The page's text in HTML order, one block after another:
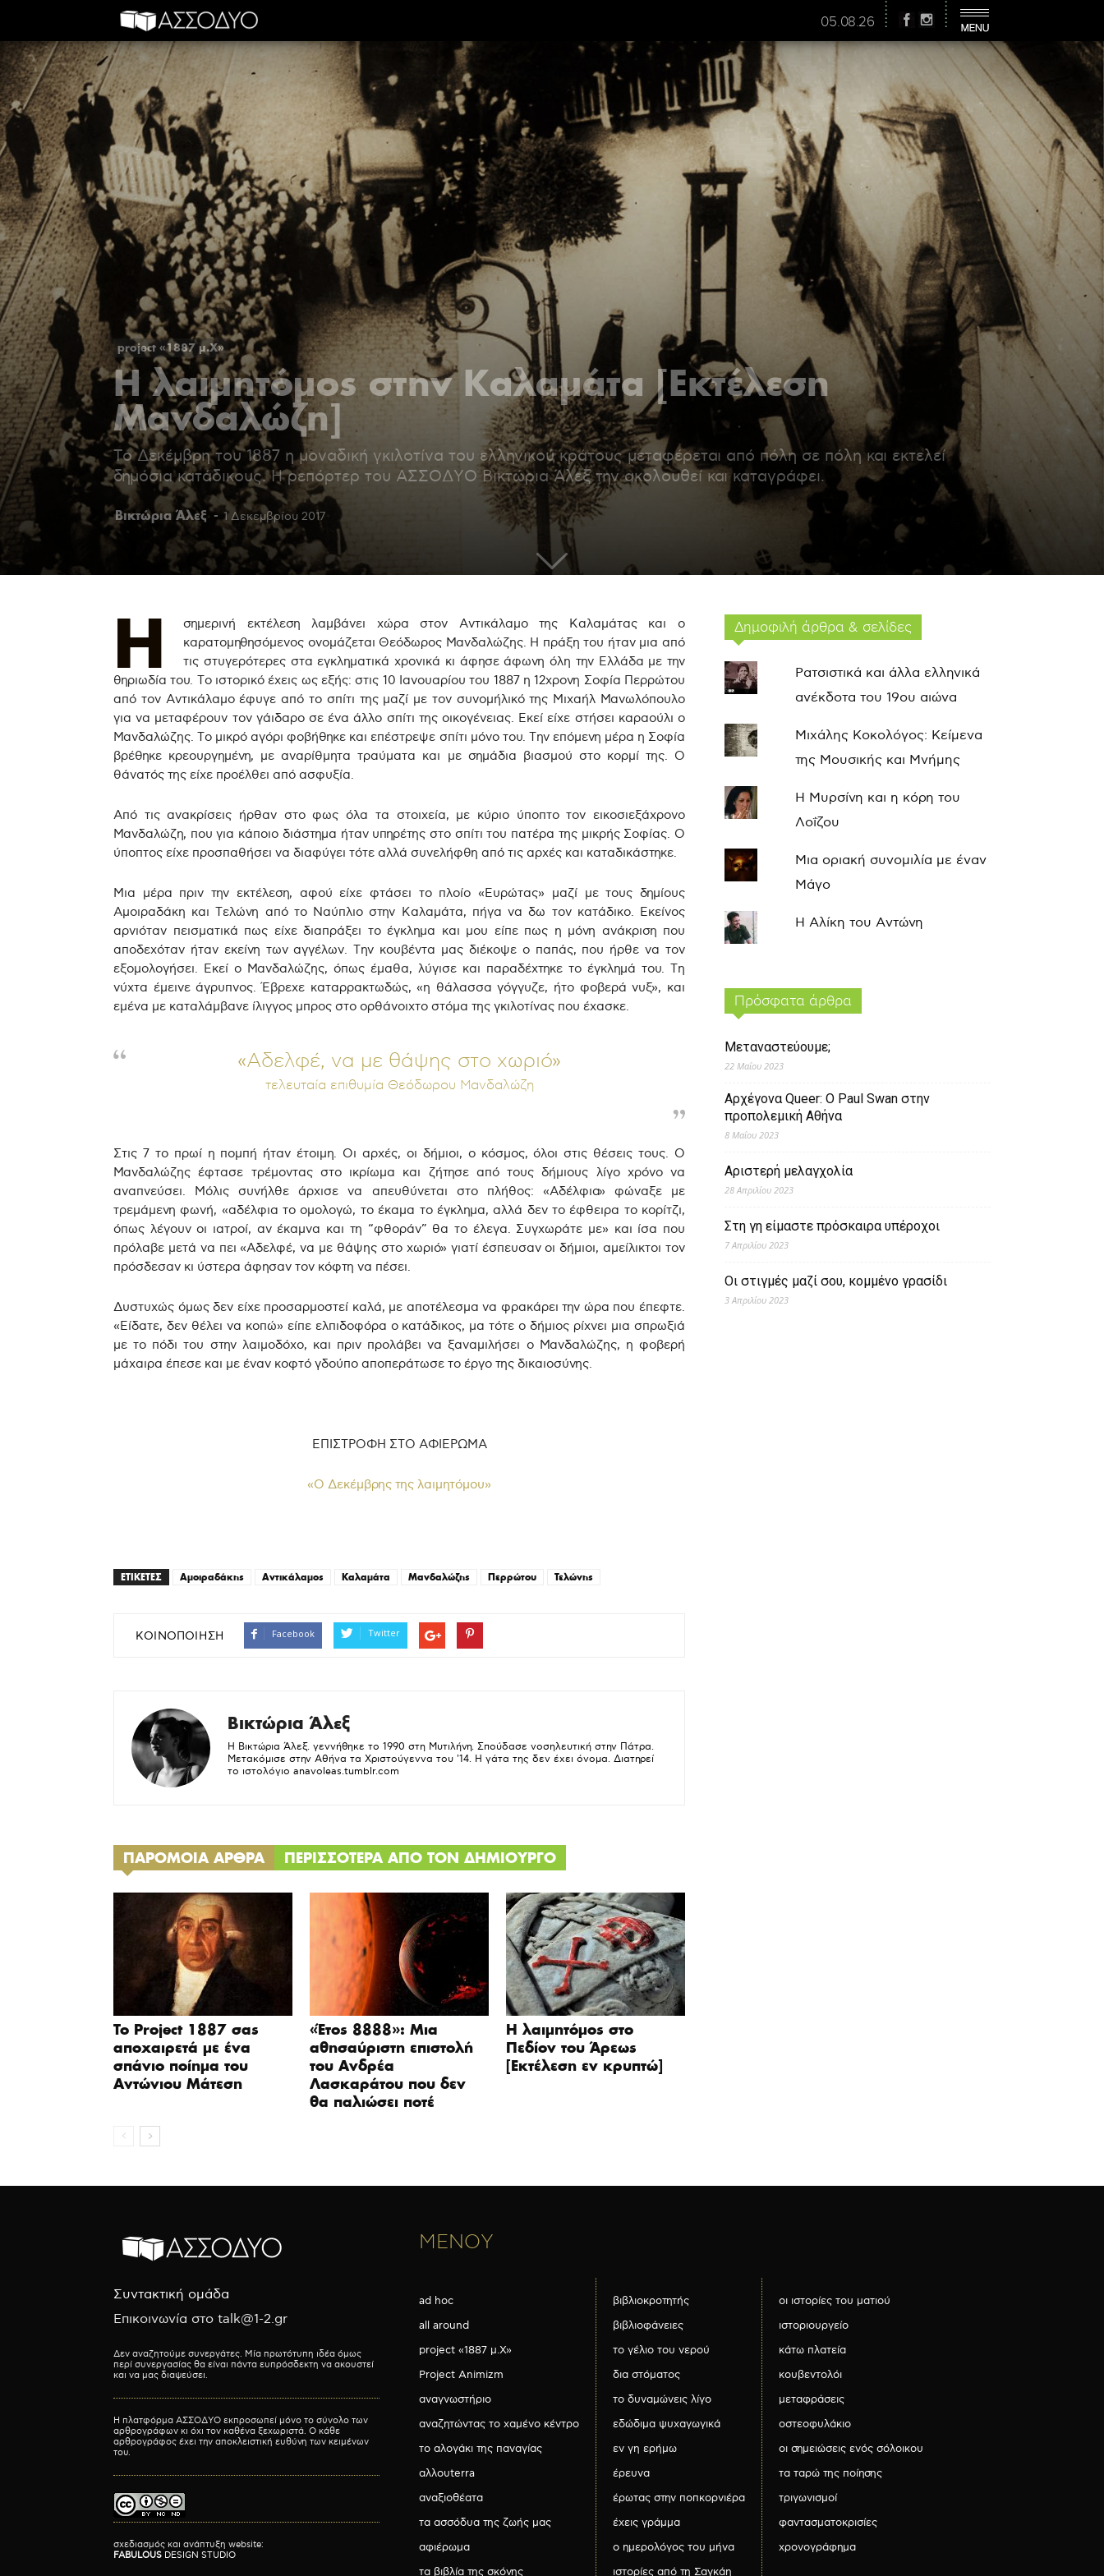
05.08.26
project «1887 μ.Χ»
Η λαιμητόμος στην Καλαμάτα [Εκτέλεση
Μανδαλώζη]
Το Δεκέμβρη του 1887 η μοναδική γκιλοτίνα του ελληνικού κράτους μεταφέρεται από πόλη σε πόλη και εκτελεί
δημόσια κατάδικους. Η ρεπόρτερ του ΑΣΣΟΔΥΟ Βικτώρια Άλεξ την ακολουθεί και καταγράφει.
Βικτώρια Άλεξ - 1 Δεκεμβρίου 2017
Η
σημερινή εκτέλεση λαμβάνει χώρα στον Αντικάλαμο της Καλαμάτας και ο
καρατομηθησόμενος ονομάζεται Θεόδωρος Μανδαλώζης. Η πράξη του ήταν μια από
τις στυγερότερες στα εγκληματικά χρονικά κι άφησε άφωνη όλη την Ελλάδα με την
θηριωδία του. Το ιστορικό έχεις ως εξής: στις 10 Ιανουαρίου του 1887 η 12χρονη Σοφία Περρώτου
από τον Αντικάλαμο έφυγε από το σπίτι της μαζί με τον συνομήλικό της Μιχαήλ Μανωλόπουλο
για να μεταφέρουν τον γάιδαρο σε ένα άλλο σπίτι της οικογένειας. Εκεί είχε στήσει καραούλι ο
Μανδαλώζης. Το μικρό αγόρι φοβήθηκε και επέστρεψε σπίτι μόνο του. Την επόμενη μέρα η Σοφία
βρέθηκε κρεουργημένη, με αναρίθμητα τραύματα και με σημάδια βιασμού στο κορμί της. Ο
θάνατός της είχε προέλθει από ασφυξία.
Από τις ανακρίσεις ήρθαν στο φως όλα τα στοιχεία, με κύριο ύποπτο τον εικοσιεξάχρονο
Μανδαλώζη, που για κάποιο διάστημα ήταν υπηρέτης στο σπίτι του πατέρα της μικρής Σοφίας. Ο
ύποπτος είχε προσπαθήσει να διαφύγει τότε αλλά συνελήφθη από τις αρχές και καταδικάστηκε.
Μια μέρα πριν την εκτέλεση, αφού είχε φτάσει το πλοίο «Ευρώτας» μαζί με τους δημίους
Αμοιραδάκη και Τελώνη από το Ναύπλιο στην Καλαμάτα, πήγα να δω τον κατάδικο. Εκείνος
αρνιόταν πεισματικά πως είχε διαπράξει το έγκλημα και μου είπε πως η μόνη ανάκριση που
αποδεχόταν ήταν εκείνη των αγγέλων. Την κουβέντα μας διέκοψε ο παπάς, που ήρθε να τον
εξομολογήσει. Εκεί ο Μανδαλώζης, όπως έμαθα, λύγισε και παραδέχτηκε το έγκλημά του. Τη
νύχτα έμεινε άγρυπνος. Έβρεχε καταρρακτωδώς, «η θάλασσα γόγγυζε, ήτο φοβερά νυξ», και
εμένα με καταλάμβανε ίλιγγος μπρος στο ορθάνοιχτο στόμα της γκιλοτίνας που έχασκε.
«Αδελφέ, να με θάψης στο χωριό»
τελευταία επιθυμία Θεόδωρου Μανδαλώζη
Στις 7 το πρωί η πομπή ήταν έτοιμη. Οι αρχές, οι δήμιοι, ο κόσμος, όλοι στις θέσεις τους. Ο
Μανδαλώζης έφτασε τρέμοντας στο ικρίωμα και ζήτησε από τους δήμιους λίγο χρόνο να
αναπνεύσει. Μόλις συνήλθε άρχισε να απευθύνεται στο πλήθος: «Αδέλφια» φώναξε με
τρεμάμενη φωνή, «αδέλφια το ομολογώ, το έκαμα το έγκλημα, αλλά δεν το έφθειρα το κορίτζι,
όπως λέγουν οι ιατροί, αν έκαμνα και τη “φθοράν” θα το έλεγα. Συγχωράτε με» και ίσα που
πρόλαβε μετά να πει «Αδελφέ, να με θάψης στο χωριό» γιατί έσπευσαν οι δήμιοι, αμείλικτοι τον
πρόσδεσαν κι ύστερα άφησαν τον κόφτη να πέσει.
Δυστυχώς όμως δεν είχε προσαρμοστεί καλά, με αποτέλεσμα να φρακάρει την ώρα που έπεφτε.
«Είδατε, δεν θέλει να κοπώ» είπε ελπιδοφόρα ο κατάδικος, μα τότε ο δήμιος ρίχνει μια σπρωξιά
με το πόδι του στην λαιμοδόχο, και πριν προλάβει να ξαναμιλήσει ο Μανδαλώζης, η φοβερή
μάχαιρα έπεσε και με έναν κοφτό γδούπο αποπεράτωσε το έργο της δικαιοσύνης.
ΕΠΙΣΤΡΟΦΗ ΣΤΟ ΑΦΙΕΡΩΜΑ
«Ο Δεκέμβρης της λαιμητόμου»
ΕΤΙΚΕΤΕΣ Αμοιραδάκης Αντικάλαμος Καλαμάτα Μανδαλώζης Περρώτου Τελώνης
ΚΟΙΝΟΠΟΙΗΣΗ Facebook Twitter
Βικτώρια Άλεξ
Η Βικτώρια Άλεξ. γεννήθηκε το 1990 στη Μυτιλήνη. Σπούδασε νοσηλευτική στην Πάτρα.
Μετακόμισε στην Αθήνα τα Χριστούγεννα του '14. Η γάτα της δεν έχει όνομα. Διατηρεί
το ιστολόγιο anavoleas.tumblr.com
ΠΑΡΟΜΟΙΑ ΑΡΘΡΑ ΠΕΡΙΣΣΟΤΕΡΑ ΑΠΟ ΤΟΝ ΔΗΜΙΟΥΡΓΟ
Το Project 1887 σας
αποχαιρετά με ένα
σπάνιο ποίημα του
Αντώνιου Μάτεση
«Έτος 8888»: Μια
αθησαύριστη επιστολή
του Ανδρέα
Λασκαράτου που δεν
θα παλιώσει ποτέ
Η λαιμητόμος στο
Πεδίον του Άρεως
[Εκτέλεση εν κρυπτώ]
Δημοφιλή άρθρα & σελίδες
Ρατσιστικά και άλλα ελληνικά
ανέκδοτα του 19ου αιώνα
Μιχάλης Κοκολόγος: Κείμενα
της Μουσικής και Μνήμης
Η Μυρσίνη και η κόρη του
Λοΐζου
Μια οριακή συνομιλία με έναν
Μάγο
Η Αλίκη του Αντώνη
Πρόσφατα άρθρα
Μεταναστεύουμε;
22 Μαΐου 2023
Αρχέγονα Queer: O Paul Swan στην
προπολεμική Αθήνα
8 Μαΐου 2023
Αριστερή μελαγχολία
28 Απριλίου 2023
Στη γη είμαστε πρόσκαιρα υπέροχοι
7 Απριλίου 2023
Οι στιγμές μαζί σου, κομμένο γρασίδι
3 Απριλίου 2023
Συντακτική ομάδα
Επικοινωνία στο talk@1-2.gr
Δεν αναζητούμε συνεργάτες. Μία πρωτότυπη ιδέα όμως
περί συνεργασίας θα είναι πάντα ευπρόσδεκτη να ακουστεί
και να μας διαψεύσει.
Η πλατφόρμα ΑΣΣΟΔΥΟ εκπροσωπεί μόνο το σύνολο των
αρθρογράφων κι όχι τον καθένα ξεχωριστά. Ο κάθε
αρθρογράφος έχει την αποκλειστική ευθύνη των κειμένων
του.
σχεδιασμός και ανάπτυξη website:
FABULOUS DESIGN STUDIO
ΜΕΝΟΥ
ad hoc
all around
project «1887 μ.Χ»
Project Animizm
αναγνωστήριο
αναζητώντας το χαμένο κέντρο
το αλογάκι της παναγίας
αλλουterra
αναξιοθέατα
τα ασσόδυα της ζωής μας
αφιέρωμα
τα βιβλία της σκόνης
βιβλιοκροτητής
βιβλιοφάνειες
το γέλιο του νερού
δια στόματος
το δυναμώνεις λίγο
εδώδιμα ψυχαγωγικά
εν γη ερήμω
έρευνα
έρωτας στην ποπκορνιέρα
έχεις γράμμα
ο ημερολόγος του μήνα
ιστορίες από τη Σαγκάη
οι ιστορίες του ματιού
ιστοριουργείο
κάτω πλατεία
κουβεντολόι
μεταφράσεις
οστεοφυλάκιο
οι σημειώσεις ενός σόλοικου
τα ταρώ της ποίησης
τριγωνισμοί
φαντασματοκρισίες
χρονογράφημα